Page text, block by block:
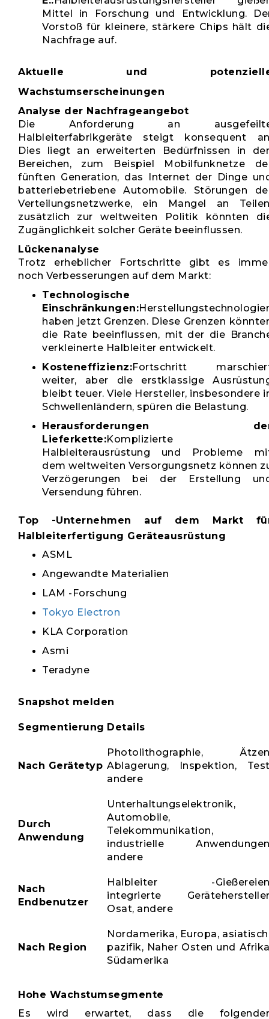
Mittel in Forschung und Entwicklung.
Vorstoß für kleinere, stärkere Chips hält
Nachfrage auf.
Aktuelle und
Wachstumserscheinungen
Analyse der Nachfrageangebot
Die Anforderung an
Halbleiterfabrikgeräte steigt konsequent
Dies liegt an erweiterten Bedürfnissen in
Bereichen, zum Beispiel Mobilfunknetze
fünften Generation, das Internet der Dinge
batteriebetriebene Automobile. Störungen
Verteilungsnetzwerke, ein Mangel an
zusätzlich zur weltweiten Politik könnten
Zugänglichkeit solcher Geräte beeinflussen.
Lückenanalyse
Trotz erheblicher Fortschritte gibt es
noch Verbesserungen auf dem Markt:
Technologische
Einschränkungen:
haben jetzt Grenzen. Diese Grenzen
die Rate beeinflussen, mit der die
verkleinerte Halbleiter entwickelt.
Kosteneffizienz:Fortschritt
weiter, aber die erstklassige
bleibt teuer. Viele Hersteller, insbesondere
Schwellenländern, spüren die Belastung.
Herausforderungen
Lieferkette:Komplizierte
Halbleiterausrüstung und Probleme
dem weltweiten Versorgungsnetz können
Verzögerungen bei der Erstellung
Versendung führen.
Top -Unternehmen auf dem Markt
Halbleiterfertigung Geräteausrüstung
ASML
Angewandte Materialien
LAM -Forschung
Tokyo Electron
KLA Corporation
Asmi
Teradyne
Snapshot melden
Segmentierung Details
Nach Gerätetyp
Photolithographie,
Ablagerung, Inspektion,
andere
Durch
Anwendung
Unterhaltungselektronik,
Automobile,
Telekommunikation,
industrielle
andere
Nach
Endbenutzer
Halbleiter -
integrierte
Osat, andere
Nach Region
Nordamerika, Europa,
pazifik, Naher Osten und
Südamerika
Hohe Wachstumsegmente
Es wird erwartet, dass die